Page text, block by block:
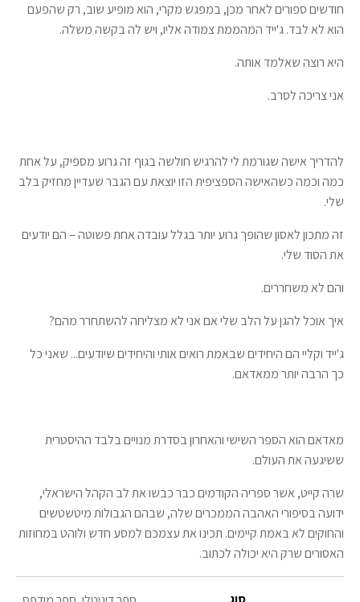
חודשים ספורים לאחר מכן, במפגש מקרי, הוא מופיע שוב, רק שהפעם
הוא לא לבד. ג'ייד המהממת צמודה אליו, ויש לה בקשה משלה.
היא רוצה שאלמד אותה.
אני צריכה לסרב.
להדריך אישה שגורמת לי להרגיש חולשה בגוף זה גרוע מספיק, על אחת
כמה וכמה כשהאישה הספציפית הזו יוצאת עם הגבר שעדיין מחזיק בלב
שלי.
זה מתכון לאסון שהופך גרוע יותר בגלל עובדה אחת פשוטה – הם יודעים
את הסוד שלי.
והם לא משחררים.
איך אוכל להגן על הלב שלי אם אני לא מצליחה להשתחרר מהם?
ג'ייד וקליי הם היחידים שבאמת רואים אותי והיחידים שיודעים... שאני כל
כך הרבה יותר ממאדאם.
מאדאם הוא הספר השישי והאחרון בסדרת מנויים בלבד ההיסטרית
ששיגעה את העולם.
שרה קייט, אשר ספריה הקודמים כבר כבשו את לב הקהל הישראלי,
ידועה בסיפורי האהבה הממכרים שלה, שבהם הגבולות מיטשטשים
והחוקים לא באמת קיימים. תכינו את עצמכם למסע חדש ולוהט במחוזות
האסורים שרק היא יכולה לכתוב.